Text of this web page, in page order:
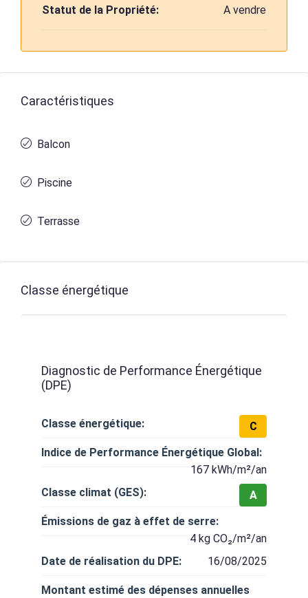
Statut de la Propriété: A vendre
Caractéristiques
Balcon
Piscine
Terrasse
Classe énergétique
Diagnostic de Performance Énergétique
(DPE)
Classe énergétique:
C
Indice de Performance Énergétique Global:
167 kWh/m²/an
Classe climat (GES):
A
Émissions de gaz à effet de serre:
4 kg CO₂/m²/an
Date de réalisation du DPE:
16/08/2025
Montant estimé des dépenses annuelles